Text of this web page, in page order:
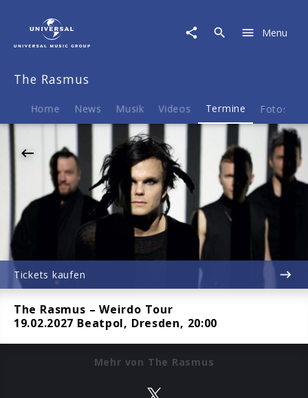
19.02.2027
Dresden,
Menu
The Rasmus
Home News Musik Videos Termine Fotos
The Rasmus – Weirdo Tour
19.02.2027 Beatpol, Dresden, 20:00
Tickets kaufen
Mehr von The Rasmus